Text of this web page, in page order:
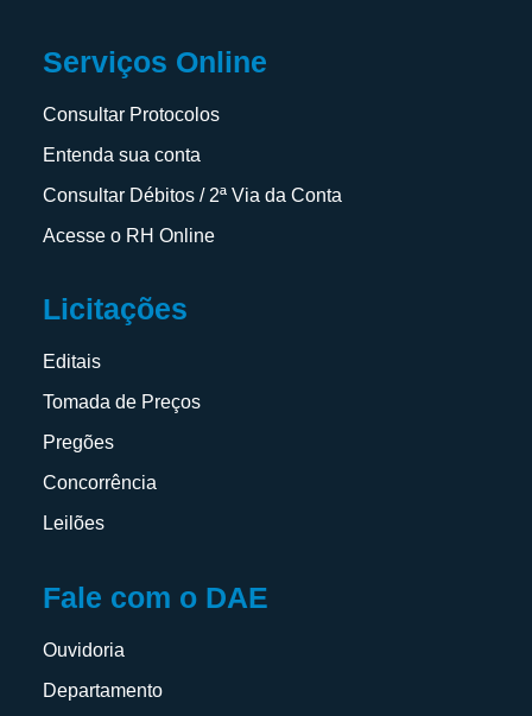
Serviços Online
Consultar Protocolos
Entenda sua conta
Consultar Débitos / 2ª Via da Conta
Acesse o RH Online
Licitações
Editais
Tomada de Preços
Pregões
Concorrência
Leilões
Fale com o DAE
Ouvidoria
Departamento